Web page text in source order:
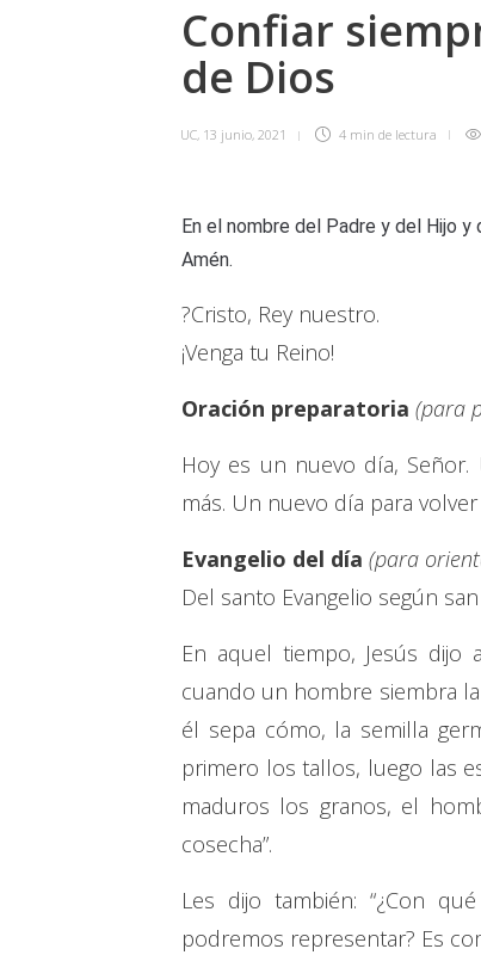
Confiar
de Dios
UC, 13 junio, 2021 4 min de lectura
En el nombre del Padre y del Hijo y
Amén.
?Cristo, Rey nuestro.
¡Venga tu Reino!
Oración preparatoria (para
Hoy es un nuevo día,
más. Un nuevo día para
Evangelio del día (para
Del santo Evangelio según
En aquel tiempo, Jesús
cuando un hombre siembra
él sepa cómo, la semilla
primero los tallos, luego las
maduros los granos, el
cosecha”.
Les dijo también: “¿Con
podremos representar? Es